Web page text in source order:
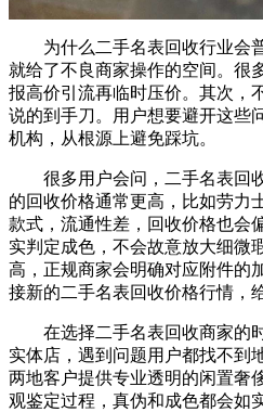
为什么二手名表回收行业会普
就给了不良商家操作的空间。很
报高价引流再临时压价。其次，
说的到手刀。用户想要避开这些
机构，从根源上避免踩坑。
很多用户会问，二手名表回收
的回收价格通常更高，比如劳力
款式，流通性差，回收价格也会
实判定成色，不会故意放大细微
高，正规商家会明确对应附件的
接新的二手名表回收价格行情，
在选择二手名表回收商家的时
实体店，遇到问题用户都找不到
两地客户提供专业透明的闲置奢
观鉴定过程，真伪和成色都会如